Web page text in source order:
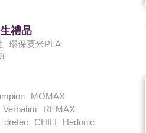
禮品
環保粟米PLA
MOMAX
Verbatim
REMAX
dretec CHILI Hedonic